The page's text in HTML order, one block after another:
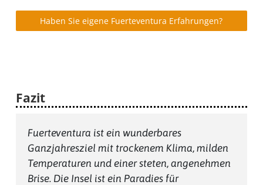
Haben Sie eigene Fuerteventura Erfahrungen?
Fazit
Fuerteventura ist ein wunderbares
Ganzjahresziel mit trockenem Klima, milden
Temperaturen und einer steten, angenehmen
Brise. Die Insel ist ein Paradies für